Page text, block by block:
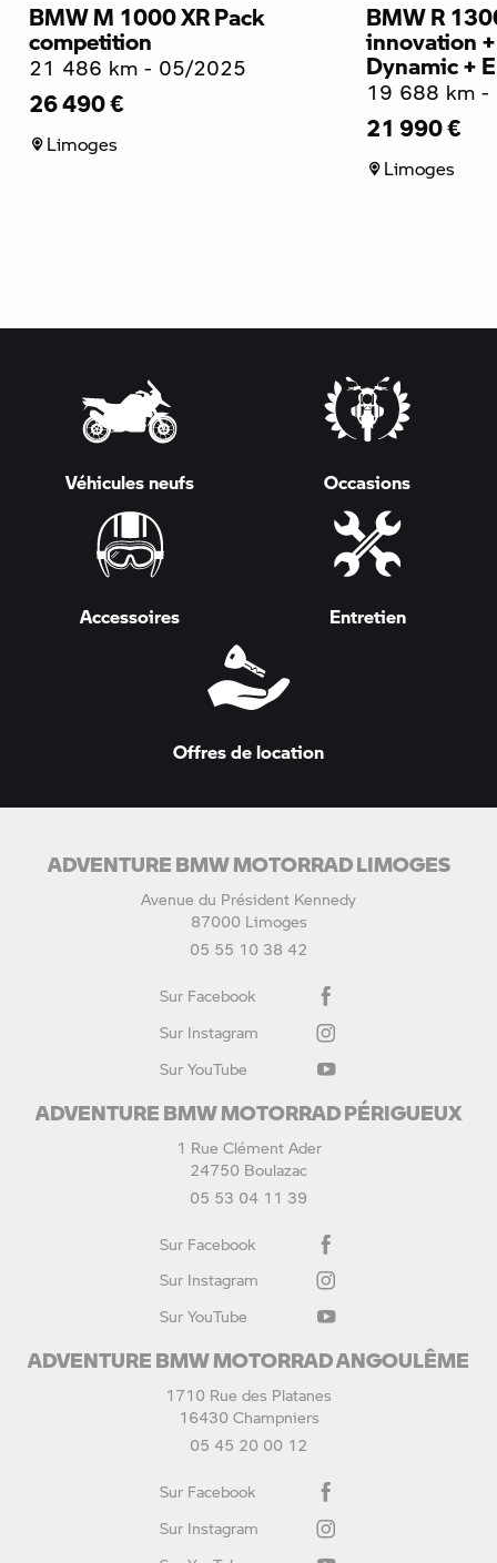
BMW M 1000 XR Pack
competition
21 486 km - 05/2025
26 490 €
Limoges
BMW R
innovation
Dynamic +
19 688 km
21 990 €
Limoges
Véhicules neufs Occasions
Accessoires Entretien
Offres de location
ADVENTURE BMW MOTORRAD LIMOGES
Avenue du Président Kennedy
87000 Limoges
05 55 10 38 42
Sur Facebook
Sur Instagram
Sur YouTube
ADVENTURE BMW MOTORRAD PÉRIGUEUX
1 Rue Clément Ader
24750 Boulazac
05 53 04 11 39
Sur Facebook
Sur Instagram
Sur YouTube
ADVENTURE BMW MOTORRAD ANGOULÊME
1710 Rue des Platanes
16430 Champniers
05 45 20 00 12
Sur Facebook
Sur Instagram